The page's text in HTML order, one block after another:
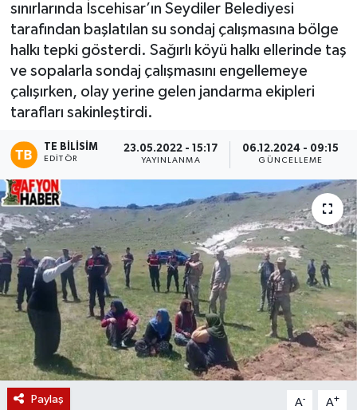
sınırlarında İscehisar’ın Seydiler Belediyesi
tarafından başlatılan su sondaj çalışmasına bölge
halkı tepki gösterdi. Sağırlı köyü halkı ellerinde taş
ve sopalarla sondaj çalışmasını engellemeye
çalışırken, olay yerine gelen jandarma ekipleri
tarafları sakinleştirdi.
TE BILISIM
EDITÖR
23.05.2022 - 15:17
YAYINLANMA
06.12.2024 - 09:15
GÜNCELLEME
Paylaş A- A+
Ekonomi
Magazin
Etkinlikler